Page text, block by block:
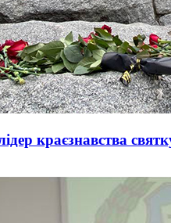
краєзнавства